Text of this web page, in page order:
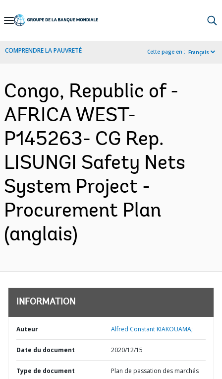
Skip
Navigation
COMPRENDRE LA PAUVRETÉ Cette page en : Français
Congo, Republic of -
AFRICA WEST-
P145263- CG Rep.
LISUNGI Safety Nets
System Project -
Procurement Plan
(anglais)
INFORMATION
Auteur Alfred Constant KIAKOUAMA;
Date du document 2020/12/15
Type de document Plan de passation des marchés